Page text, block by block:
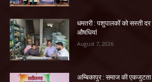
धमतरी : पशुपालकों को सस्ती
औषधियां
August 7, 2026
अम्बिकापुर : समाज की एकजुटता